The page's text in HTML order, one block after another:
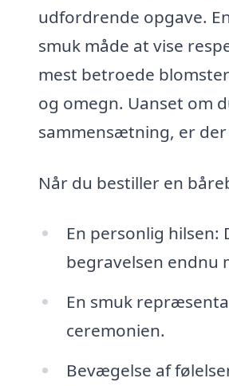
udfordrende opgave.
smuk måde at vise
mest betroede
og omegn. Uanset om
sammensætning, er
Når du bestiller en
En personlig
begravelsen endnu
En smuk
ceremonien.
Bevægelse af